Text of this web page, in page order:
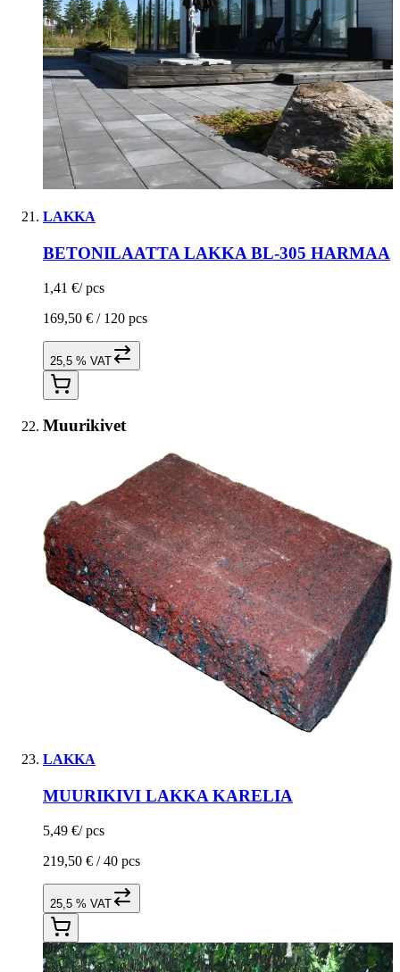
LAKKA
BETONILAATTA LAKKA BL-305 HARMAA
1,41 €/ pcs
169,50 € / 120 pcs
25,5 % VAT
Muurikivet
LAKKA
MUURIKIVI LAKKA KARELIA
5,49 €/ pcs
219,50 € /40 pcs
25,5 % VAT